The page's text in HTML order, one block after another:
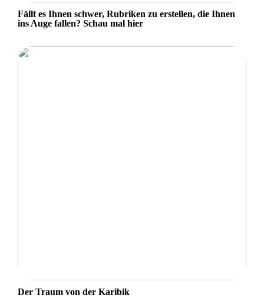
Fällt es Ihnen schwer, Rubriken zu erstellen, die Ihnen
ins Auge fallen? Schau mal hier
Der Traum von der Karibik